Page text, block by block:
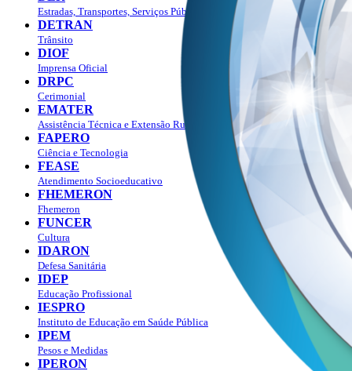
Estradas, Transportes, Serviços Públicos
DETRAN
Trânsito
DIOF
Imprensa Oficial
DRPC
Cerimonial
EMATER
Assistência Técnica e Extensão Rural
FAPERO
Ciência e Tecnologia
FEASE
Atendimento Socioeducativo
FHEMERON
Fhemeron
FUNCER
Cultura
IDARON
Defesa Sanitária
IDEP
Educação Profissional
IESPRO
Instituto de Educação em Saúde Pública
IPEM
Pesos e Medidas
IPERON